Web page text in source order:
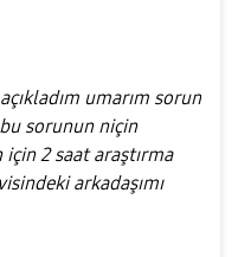
umarım sorun
sorunun niçin
2 saat araştırma
arkadaşımı